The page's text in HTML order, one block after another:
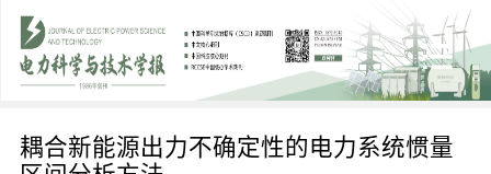
耦合新能源出力不确定性的电力系统惯量